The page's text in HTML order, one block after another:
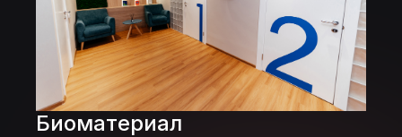
Биоматериал